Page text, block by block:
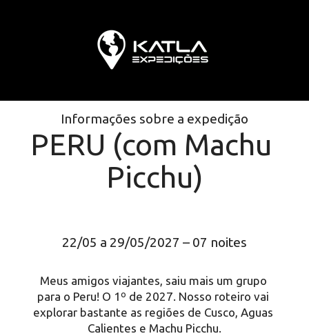
Informações sobre a expedição
PERU (com Machu
Picchu)
22/05 a 29/05/2027 – 07 noites
Meus amigos viajantes, saiu mais um grupo
para o Peru! O 1º de 2027. Nosso roteiro vai
explorar bastante as regiões de Cusco, Aguas
Calientes e Machu Picchu.